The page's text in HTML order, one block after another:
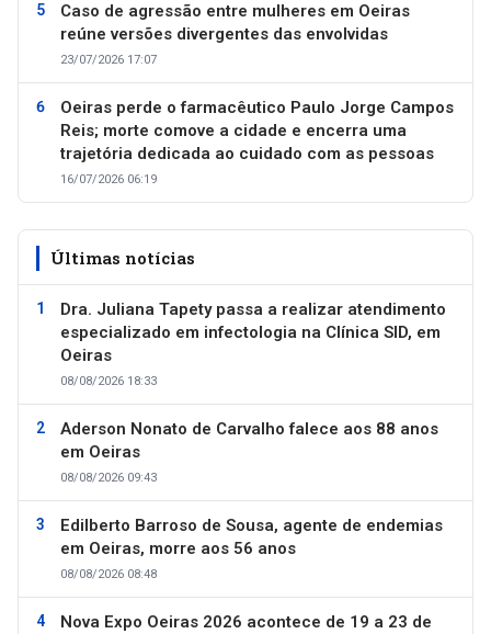
Caso de agressão entre mulheres em Oeiras
reúne versões divergentes das envolvidas
23/07/2026 17:07
Oeiras perde o farmacêutico Paulo Jorge Campos
Reis; morte comove a cidade e encerra uma
trajetória dedicada ao cuidado com as pessoas
16/07/2026 06:19
Últimas notícias
Dra. Juliana Tapety passa a realizar atendimento
especializado em infectologia na Clínica SID, em
Oeiras
08/08/2026 18:33
Aderson Nonato de Carvalho falece aos 88 anos
em Oeiras
08/08/2026 09:43
Edilberto Barroso de Sousa, agente de endemias
em Oeiras, morre aos 56 anos
08/08/2026 08:48
Nova Expo Oeiras 2026 acontece de 19 a 23 de